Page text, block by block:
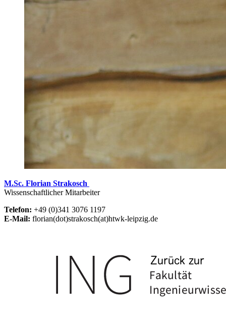
M.Sc. Florian Strakosch
Wissenschaftlicher Mitarbeiter
Telefon: +49 (0)341 3076 1197
E-Mail: florian(dot)strakosch(at)htwk-leipzig.de